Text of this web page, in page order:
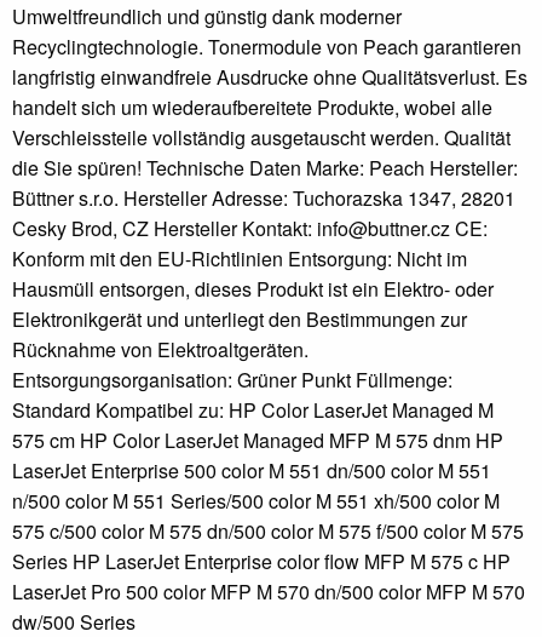
Umweltfreundlich und günstig dank moderner
Recyclingtechnologie. Tonermodule von Peach garantieren
langfristig einwandfreie Ausdrucke ohne Qualitätsverlust. Es
handelt sich um wiederaufbereitete Produkte, wobei alle
Verschleissteile vollständig ausgetauscht werden. Qualität
die Sie spüren! Technische Daten Marke: Peach Hersteller:
Büttner s.r.o. Hersteller Adresse: Tuchorazska 1347, 28201
Cesky Brod, CZ Hersteller Kontakt: info@buttner.cz CE:
Konform mit den EU-Richtlinien Entsorgung: Nicht im
Hausmüll entsorgen, dieses Produkt ist ein Elektro- oder
Elektronikgerät und unterliegt den Bestimmungen zur
Rücknahme von Elektroaltgeräten.
Entsorgungsorganisation: Grüner Punkt Füllmenge:
Standard Kompatibel zu: HP Color LaserJet Managed M
575 cm HP Color LaserJet Managed MFP M 575 dnm HP
LaserJet Enterprise 500 color M 551 dn/500 color M 551
n/500 color M 551 Series/500 color M 551 xh/500 color M
575 c/500 color M 575 dn/500 color M 575 f/500 color M 575
Series HP LaserJet Enterprise color flow MFP M 575 c HP
LaserJet Pro 500 color MFP M 570 dn/500 color MFP M 570
dw/500 Series